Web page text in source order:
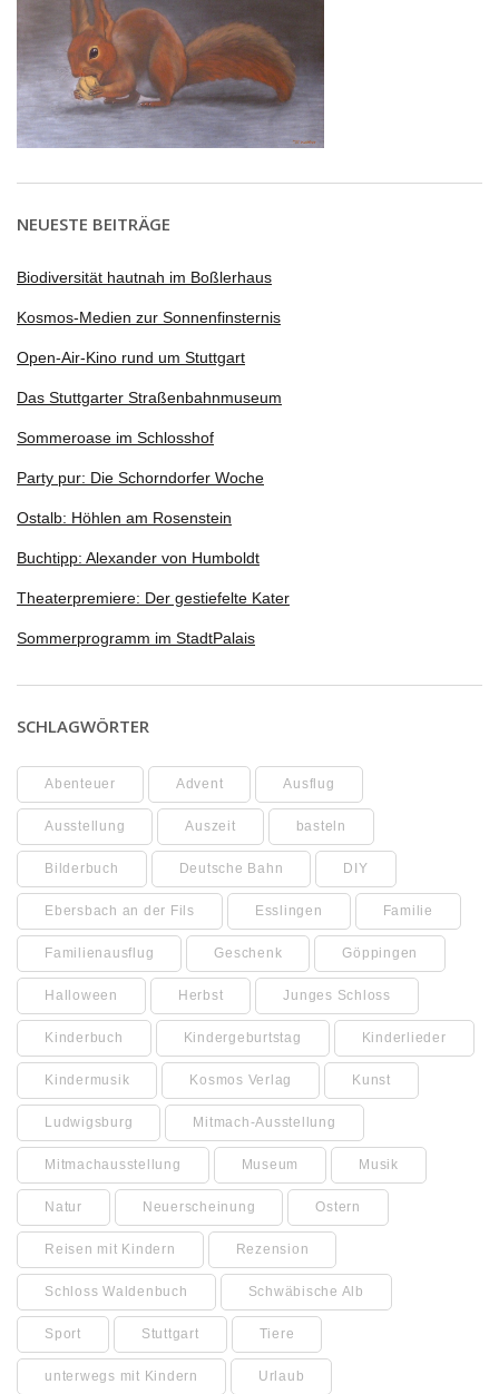
NEUESTE BEITRÄGE
Biodiversität hautnah im Boßlerhaus
Kosmos-Medien zur Sonnenfinsternis
Open-Air-Kino rund um Stuttgart
Das Stuttgarter Straßenbahnmuseum
Sommeroase im Schlosshof
Party pur: Die Schorndorfer Woche
Ostalb: Höhlen am Rosenstein
Buchtipp: Alexander von Humboldt
Theaterpremiere: Der gestiefelte Kater
Sommerprogramm im StadtPalais
SCHLAGWÖRTER
Abenteuer Advent Ausflug
Ausstellung Auszeit basteln
Bilderbuch Deutsche Bahn DIY
Ebersbach an der Fils Esslingen Familie
Familienausflug Geschenk Göppingen
Halloween Herbst Junges Schloss
Kinderbuch Kindergeburtstag Kinderlieder
Kindermusik Kosmos Verlag Kunst
Ludwigsburg Mitmach-Ausstellung
Mitmachausstellung Museum Musik
Natur Neuerscheinung Ostern
Reisen mit Kindern Rezension
Schloss Waldenbuch Schwäbische Alb
Sport Stuttgart Tiere
unterwegs mit Kindern Urlaub